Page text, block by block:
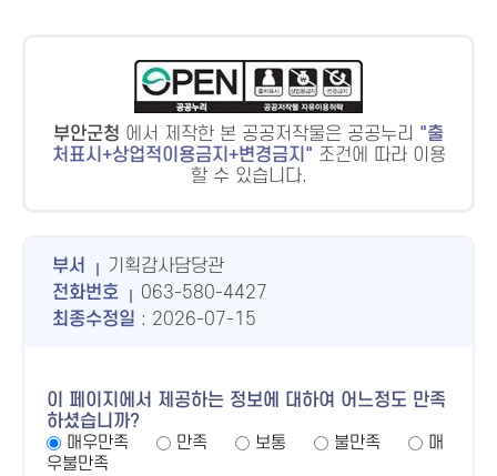
부안군청 에서 제작한 본 공공저작물은 공공누리
출
처표시+상업적이용금지+변경금지
조건에 따라 이용
할 수 있습니다.
부서
기획감사담당관
전화번호
063-580-4427
최종수정일 : 2026-07-15
이 페이지에서 제공하는 정보에 대하여 어느정도 만족
하셨습니까?
매우만족
만족 보통 불만족
매
우불만족